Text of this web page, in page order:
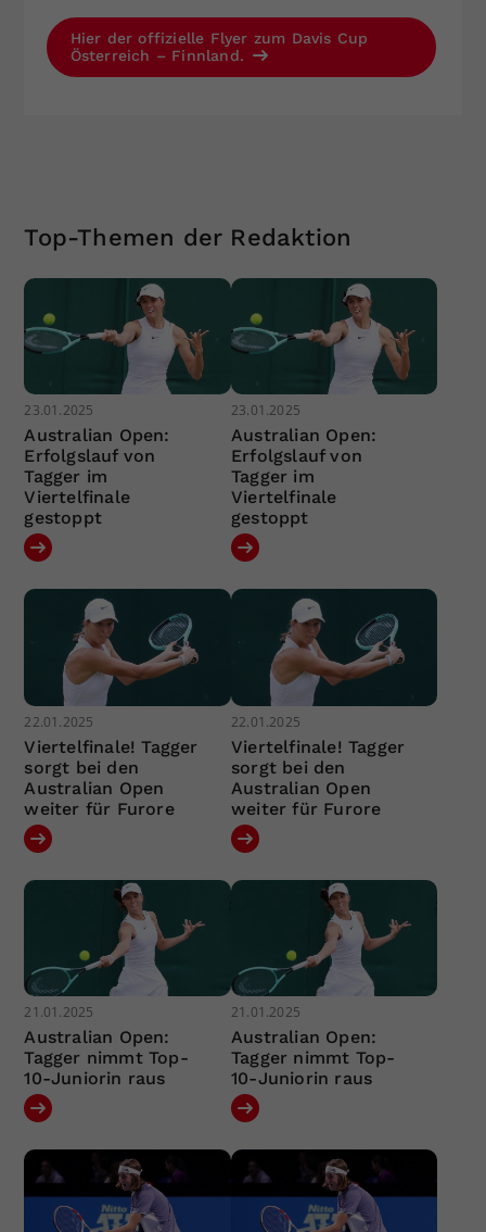
Hier der offizielle Flyer zum Davis Cup
Österreich – Finnland.
Top-Themen der Redaktion
23.01.2025
Australian Open:
Erfolgslauf von
Tagger im
Viertelfinale
gestoppt
23.01.2025
Australian Open:
Erfolgslauf von
Tagger im
Viertelfinale
gestoppt
22.01.2025
Viertelfinale! Tagger
sorgt bei den
Australian Open
weiter für Furore
22.01.2025
Viertelfinale! Tagger
sorgt bei den
Australian Open
weiter für Furore
21.01.2025
Australian Open:
Tagger nimmt Top-
10-Juniorin raus
21.01.2025
Australian Open:
Tagger nimmt Top-
10-Juniorin raus